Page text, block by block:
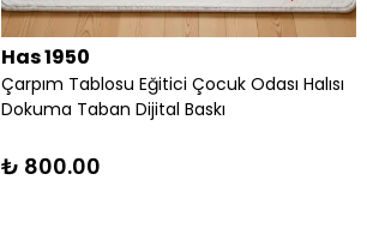
Has 1950
Çarpım Tablosu Eğitici Çocuk Odası Halısı
Dokuma Taban Dijital Baskı
₺ 800.00